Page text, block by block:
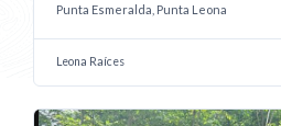
Punta Esmeralda, Punta Leona
Leona Raíces